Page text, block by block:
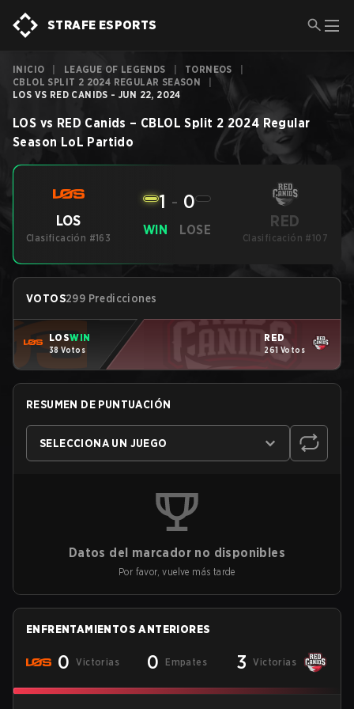
STRAFE ESPORTS
INICIO LEAGUE OF LEGENDS TORNEOS
CBLOL SPLIT 2 2024 REGULAR SEASON
LOS VS RED CANIDS - JUN 22, 2024
LOS vs RED Canids – CBLOL Split 2 2024 Regular
Season LoL Partido
LOS
Clasificación #163
WIN
1 - 0
LOSE RED
Clasificación #107
VOTOS299 Predicciones
LOSWIN
38 Votos
RED
261 Votos
RESUMEN DE PUNTUACIÓN
SELECCIONA UN JUEGO
Datos del marcador no disponibles
Por favor, vuelve más tarde
ENFRENTAMIENTOS ANTERIORES
0 Victorias 0 Empates 3 Victorias